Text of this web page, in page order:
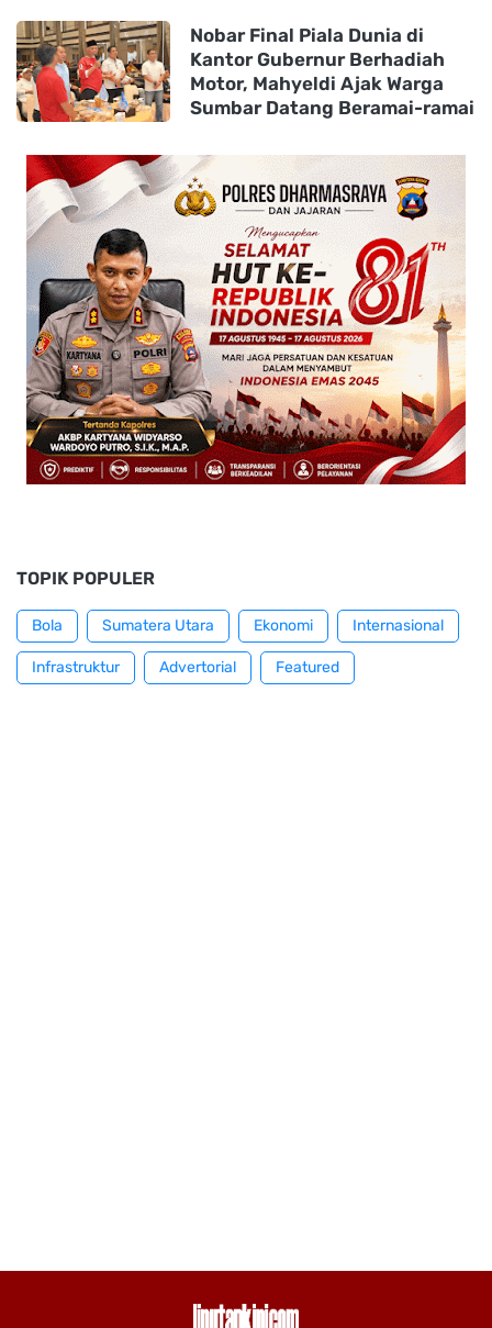
Nobar Final Piala Dunia di
Kantor Gubernur Berhadiah
Motor, Mahyeldi Ajak Warga
Sumbar Datang Beramai-ramai
TOPIK POPULER
Bola Sumatera Utara Ekonomi Internasional
Infrastruktur Advertorial Featured